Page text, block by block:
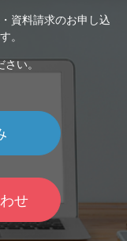
資料請求のお申し込
。
さい。
せ